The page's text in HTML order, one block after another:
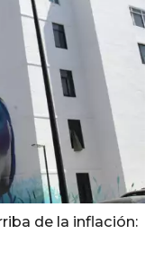
de la inflación: